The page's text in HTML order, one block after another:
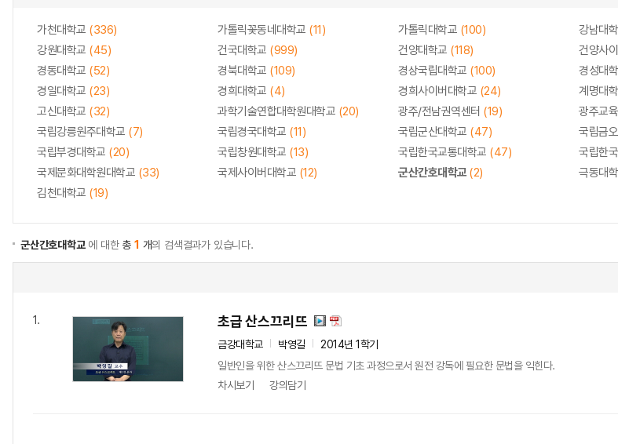
가천대학교 (336) 가톨릭꽃동네대학교 (11) 가톨릭대학교 (100) 강남대
강원대학교 (45) 건국대학교 (999) 건양대학교 (118) 건양사
경동대학교 (52) 경북대학교 (109) 경상국립대학교 (100) 경성대
경일대학교 (23) 경희대학교 (4) 경희사이버대학교 (24) 계명대
고신대학교 (32) 과학기술연합대학원대학교 (20) 광주/전남권역센터 (19) 광주교
국립강릉원주대학교 (7) 국립경국대학교 (11) 국립군산대학교 (47) 국립금
국립부경대학교 (20) 국립창원대학교 (13) 국립한국교통대학교 (47) 국립한
국제문화대학원대학교 (33) 국제사이버대학교 (12) 군산간호대학교(2) 극동대
김천대학교 (19)
군산간호대학교에 대한총1 개의 검색결과가 있습니다.
1. 초급 산스끄리뜨
금강대학교 박영길
2014년 1학기
일반인을 위한 산스끄리뜨 문법 기초 과정으로서 원전 강독에 필요한 문법을 익힌다.
차시보기
강의담기